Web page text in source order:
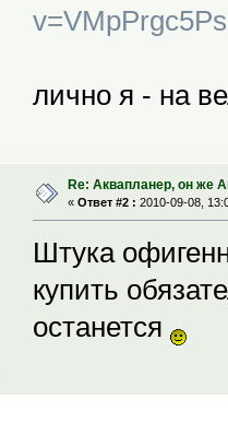
лично я - на
Re: Аквапланер, он же
« Ответ #2 : 2010-09-08,
Штука
купить
останется